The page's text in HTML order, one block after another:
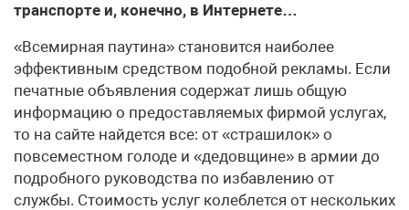
транспорте и, конечно, в Интернете…
«Всемирная паутина» становится наиболее
эффективным средством подобной рекламы. Если
печатные объявления содержат лишь общую
информацию о предоставляемых фирмой услугах,
то на сайте найдется все: от «страшилок» о
повсеместном голоде и «дедовщине» в армии до
подробного руководства по избавлению от
службы. Стоимость услуг колеблется от нескольких